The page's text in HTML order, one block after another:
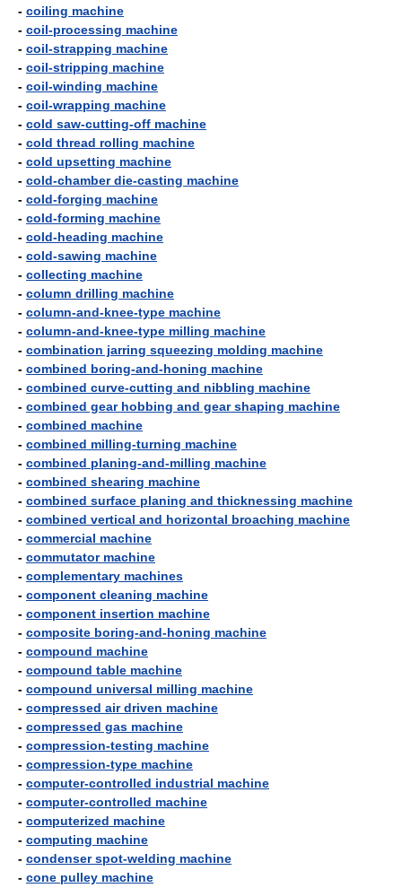
- coiling machine
- coil-processing machine
- coil-strapping machine
- coil-stripping machine
- coil-winding machine
- coil-wrapping machine
- cold saw-cutting-off machine
- cold thread rolling machine
- cold upsetting machine
- cold-chamber die-casting machine
- cold-forging machine
- cold-forming machine
- cold-heading machine
- cold-sawing machine
- collecting machine
- column drilling machine
- column-and-knee-type machine
- column-and-knee-type milling machine
- combination jarring squeezing molding machine
- combined boring-and-honing machine
- combined curve-cutting and nibbling machine
- combined gear hobbing and gear shaping machine
- combined machine
- combined milling-turning machine
- combined planing-and-milling machine
- combined shearing machine
- combined surface planing and thicknessing machine
- combined vertical and horizontal broaching machine
- commercial machine
- commutator machine
- complementary machines
- component cleaning machine
- component insertion machine
- composite boring-and-honing machine
- compound machine
- compound table machine
- compound universal milling machine
- compressed air driven machine
- compressed gas machine
- compression-testing machine
- compression-type machine
- computer-controlled industrial machine
- computer-controlled machine
- computerized machine
- computing machine
- condenser spot-welding machine
- cone pulley machine